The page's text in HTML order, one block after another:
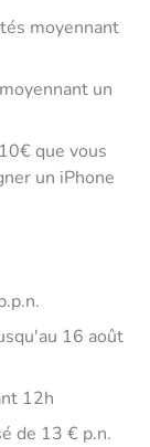
moyennant
un
que vous
un iPhone
16 août
12h
de 13 € p.n.